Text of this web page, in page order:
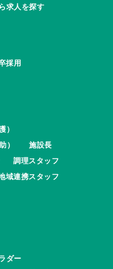
求人を探す
採用
）
）
施設長
調理スタッフ
域連携スタッフ
ダー